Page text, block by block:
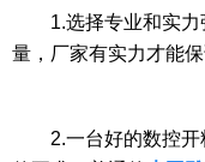
1.选择专业和实力
量，厂家有实力才能保
2.一台好的数控开